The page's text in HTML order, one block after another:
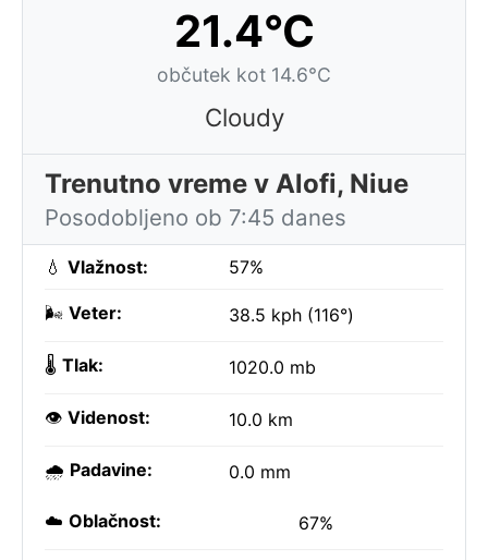
21.4°C
občutek kot 14.6°C
Cloudy
Trenutno vreme v Alofi, Niue
Posodobljeno ob 7:45 danes
💧 Vlažnost: 57%
🌬️ Veter: 38.5 kph (116°)
🌡️ Tlak: 1020.0 mb
👁️ Videnost: 10.0 km
🌧️ Padavine: 0.0 mm
☁️ Oblačnost: 67%